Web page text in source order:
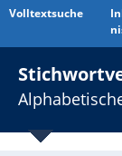
Volltextsuche